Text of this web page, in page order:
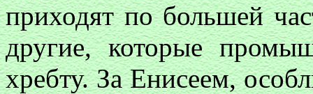
приходят по большей
другие, которые
хребту. За Енисеем,